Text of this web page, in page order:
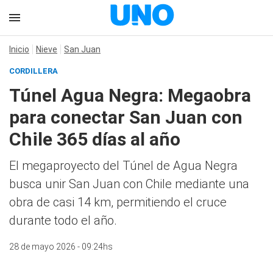
Inicio Nieve San Juan
CORDILLERA
Túnel Agua Negra: Megaobra
para conectar San Juan con
Chile 365 días al año
El megaproyecto del Túnel de Agua Negra
busca unir San Juan con Chile mediante una
obra de casi 14 km, permitiendo el cruce
durante todo el año.
28 de mayo 2026 - 09:24hs